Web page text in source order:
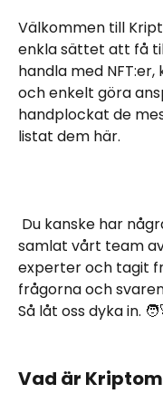
Välkommen till
enkla sättet att få
handla med
och enkelt göra
handplockat de
listat dem här.
samlat vårt team
experter och tagit
frågorna och
Så låt oss dyka in.
Vad är